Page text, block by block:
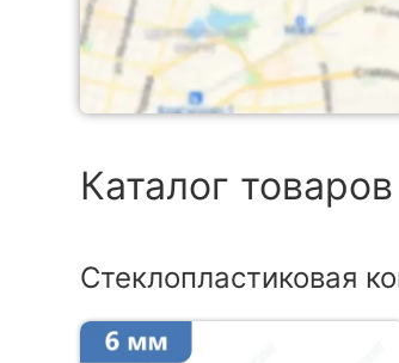
Каталог
Стеклопластиковая